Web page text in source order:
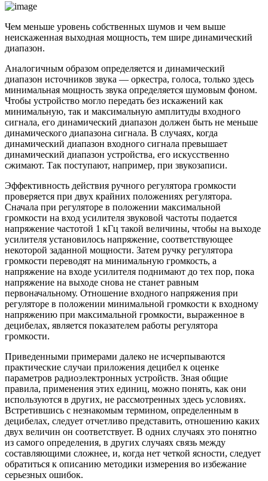
Чем меньше уровень собственных шумов и чем выше
неискаженная выходная мощность, тем шире динамический
диапазон.
Аналогичным образом определяется и динамический
диапазон источников звука — оркестра, голоса, только здесь
минимальная мощность звука определяется шумовым фоном.
Чтобы устройство могло передать без искажений как
минимальную, так и максимальную амплитуды входного
сигнала, его динамический диапазон должен быть не меньше
динамического диапазона сигнала. В случаях, когда
динамический диапазон входного сигнала превышает
динамический диапазон устройства, его искусственно
сжимают. Так поступают, например, при звукозаписи.
Эффективность действия ручного регулятора громкости
проверяется при двух крайних положениях регулятора.
Сначала при регуляторе в положении максимальной
громкости на вход усилителя звуковой частоты подается
напряжение частотой 1 кГц такой величины, чтобы на выходе
усилителя установилось напряжение, соответствующее
некоторой заданной мощности. Затем ручку регулятора
громкости переводят на минимальную громкость, а
напряжение на входе усилителя поднимают до тех пор, пока
напряжение на выходе снова не станет равным
первоначальному. Отношение входного напряжения при
регуляторе в положении минимальной громкости к входному
напряжению при максимальной громкости, выраженное в
децибелах, является показателем работы регулятора
громкости.
Приведенными примерами далеко не исчерпываются
практические случаи приложения децибел к оценке
параметров радиоэлектронных устройств. Зная общие
правила, применения этих единиц, можно понять, как они
используются в других, не рассмотренных здесь условиях.
Встретившись с незнакомым термином, определенным в
децибелах, следует отчетливо представить, отношению каких
двух величин он соответствует. В одних случаях это понятно
из самого определения, в других случаях связь между
составляющими сложнее, и, когда нет четкой ясности, следует
обратиться к описанию методики измерения во избежание
серьезных ошибок.